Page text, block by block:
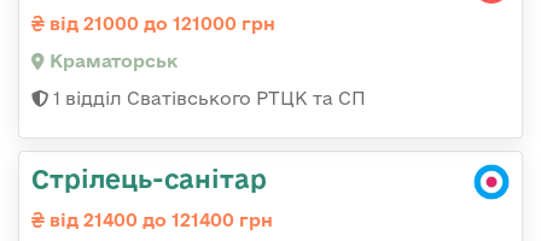
від 21000 до 121000 грн
Краматорськ
1 відділ Сватівського РТЦК та СП
Стрілець-санітар
від 21400 до 121400 грн